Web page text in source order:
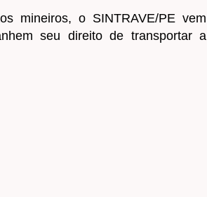
mineiros, o SINTRAVE/PE vem
seu direito de transportar a